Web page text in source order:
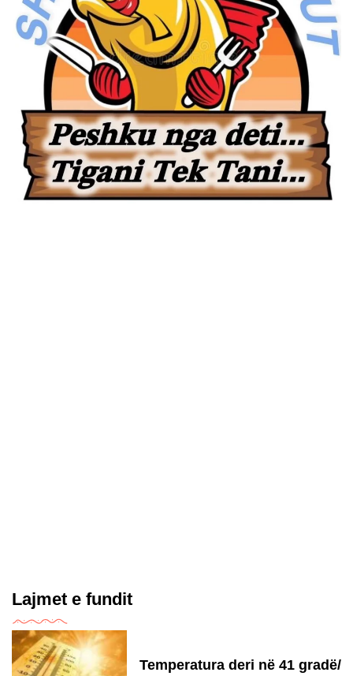
Lajmet e fundit
Temperatura deri në 41 gradë/